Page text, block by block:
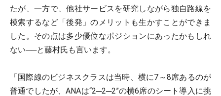
たが、一方で、他社サービスを研究しながら独自路線を
模索するなど「後発」のメリットも生かすことができま
した。その点は多少優位なポジションにあったかもしれ
ない──と藤村氏も言います。
「国際線のビジネスクラスは当時、横に7～8席あるのが
普通でしたが、ANAは“2─2─2”の横6席のシート導入に挑